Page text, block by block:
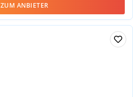
ZUM ANBIETER